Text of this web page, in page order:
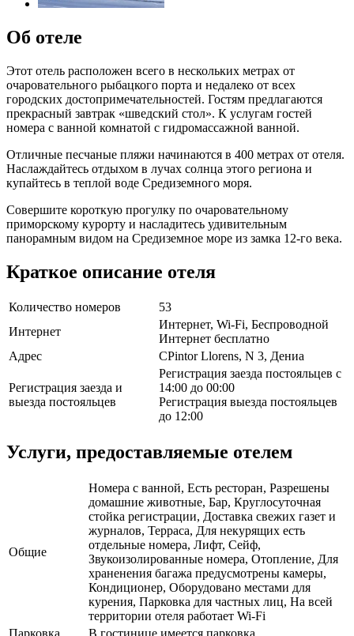
Об отеле
Этот отель расположен всего в нескольких метрах от
очаровательного рыбацкого порта и недалеко от всех
городских достопримечательностей. Гостям предлагаются
прекрасный завтрак «шведский стол». К услугам гостей
номера с ванной комнатой с гидромассажной ванной.
Отличные песчаные пляжи начинаются в 400 метрах от отеля.
Наслаждайтесь отдыхом в лучах солнца этого региона и
купайтесь в теплой воде Средиземного моря.
Совершите короткую прогулку по очаровательному
приморскому курорту и насладитесь удивительным
панорамным видом на Средиземное море из замка 12-го века.
Краткое описание отеля
Количество номеров
53
Интернет
Интернет, Wi-Fi, Беспроводной
Интернет бесплатно
Адрес
CPintor Llorens, N 3, Дениа
Регистрация заезда и
выезда постояльцев
Регистрация заезда постояльцев с
14:00 до 00:00
Регистрация выезда постояльцев
до 12:00
Услуги, предоставляемые отелем
Общие
Номера с ванной, Есть ресторан, Разрешены
домашние животные, Бар, Круглосуточная
стойка регистрации, Доставка свежих газет и
журналов, Терраса, Для некурящих есть
отдельные номера, Лифт, Сейф,
Звукоизолированные номера, Отопление, Для
храненения багажа предусмотрены камеры,
Кондиционер, Оборудовано местами для
курения, Парковка для частных лиц, На всей
территории отеля работает Wi-Fi